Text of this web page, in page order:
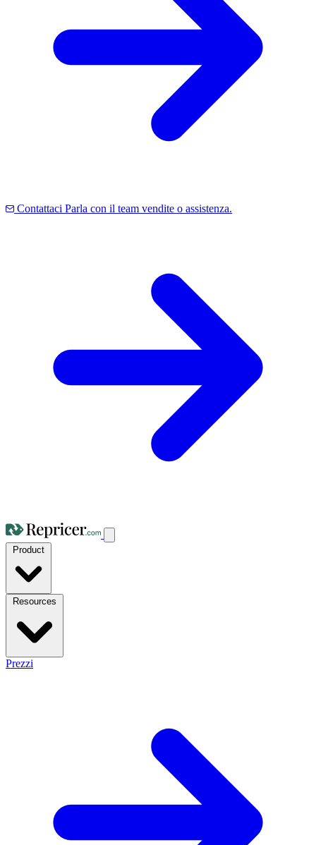
Contattaci Parla con il team vendite o assistenza.
Prezzi